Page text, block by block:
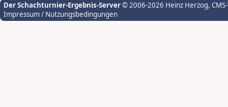
Der Schachturnier-Ergebnis-Server© 2006-2026 Heinz Herzog,
Impressum / Nutzungsbedingungen